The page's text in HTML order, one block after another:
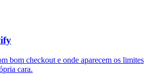
bom checkout e onde aparecem os limites
cara.